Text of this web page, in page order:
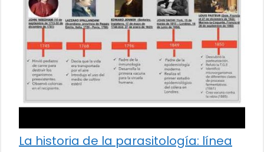
La historia de la parasitología: línea